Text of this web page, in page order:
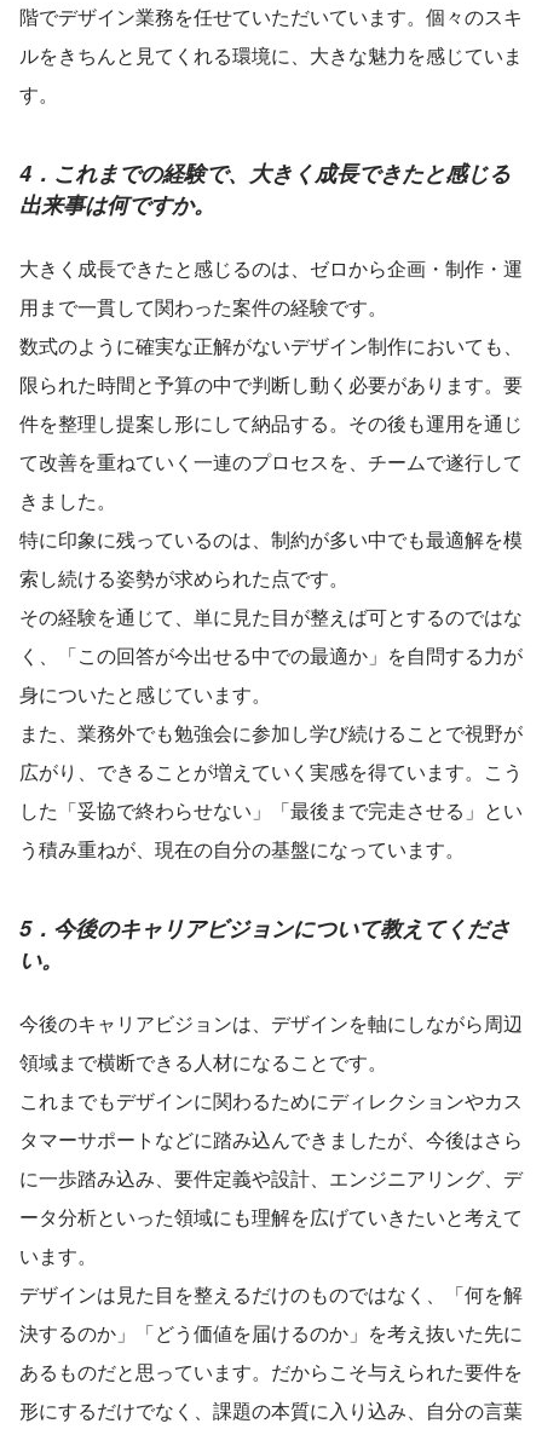
階でデザイン業務を任せていただいています。個々のスキ
ルをきちんと見てくれる環境に、大きな魅力を感じていま
す。
4．これまでの経験で、大きく成長できたと感じる
出来事は何ですか。
大きく成長できたと感じるのは、ゼロから企画・制作・運
用まで一貫して関わった案件の経験です。
数式のように確実な正解がないデザイン制作においても、
限られた時間と予算の中で判断し動く必要があります。要
件を整理し提案し形にして納品する。その後も運用を通じ
て改善を重ねていく一連のプロセスを、チームで遂行して
きました。
特に印象に残っているのは、制約が多い中でも最適解を模
索し続ける姿勢が求められた点です。
その経験を通じて、単に見た目が整えば可とするのではな
く、「この回答が今出せる中での最適か」を自問する力が
身についたと感じています。
また、業務外でも勉強会に参加し学び続けることで視野が
広がり、できることが増えていく実感を得ています。こう
した「妥協で終わらせない」「最後まで完走させる」とい
う積み重ねが、現在の自分の基盤になっています。
5．今後のキャリアビジョンについて教えてくださ
い。
今後のキャリアビジョンは、デザインを軸にしながら周辺
領域まで横断できる人材になることです。
これまでもデザインに関わるためにディレクションやカス
タマーサポートなどに踏み込んできましたが、今後はさら
に一歩踏み込み、要件定義や設計、エンジニアリング、デ
ータ分析といった領域にも理解を広げていきたいと考えて
います。
デザインは見た目を整えるだけのものではなく、「何を解
決するのか」「どう価値を届けるのか」を考え抜いた先に
あるものだと思っています。だからこそ与えられた要件を
形にするだけでなく、課題の本質に入り込み、自分の言葉